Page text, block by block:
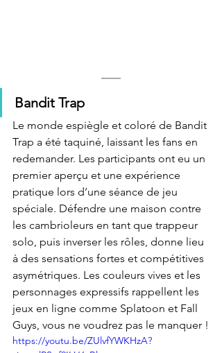
Bandit Trap
Le monde espiègle et coloré de Bandit
Trap a été taquiné, laissant les fans en
redemander. Les participants ont eu un
premier aperçu et une expérience
pratique lors d’une séance de jeu
spéciale. Défendre une maison contre
les cambrioleurs en tant que trappeur
solo, puis inverser les rôles, donne lieu
à des sensations fortes et compétitives
asymétriques. Les couleurs vives et les
personnages expressifs rappellent les
jeux en ligne comme Splatoon et Fall
Guys, vous ne voudrez pas le manquer !
https://youtu.be/ZUlvfYWKHzA?